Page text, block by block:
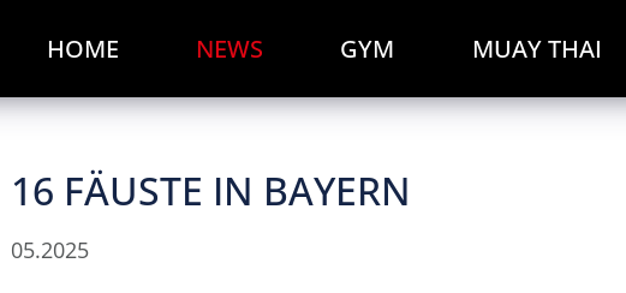
HOME NEWS GYM MUAY THAI
16 FÄUSTE IN BAYERN
05.2025